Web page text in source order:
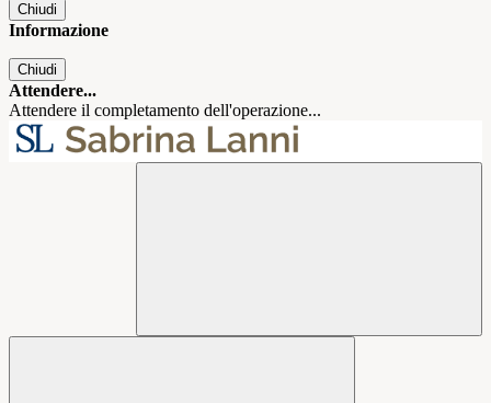
Chiudi
Informazione
Chiudi
Attendere...
Attendere il completamento dell'operazione...